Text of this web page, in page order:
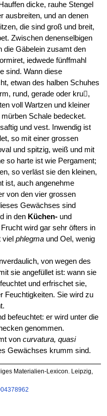
dicke, rauhe Stengel
ausbreiten, und an denen
die sind groß und breit,
Zwischen denenselbigen
die Gäbelein zusamt den
iedwede fünffmahl
sind. Wann diese
etwan des halben Schuhes
rund, gerade oder kru,
voll Wartzen und kleiner
Schale bedecket.
und vest. Inwendig ist
so mit einer grossen
und spitzig, weiß und mit
so harte ist wie Pergament;
so verläst sie den kleinen,
ist, auch angenehme
von den vier grossen
Gewächses sind
in den Küchen-und
wird gar sehr öfters in
phlegmaund Oel, wenig
von wegen des
sie angefüllet ist: wann sie
und erfrischet sie,
Feuchtigkeiten. Sie wird zu
befeuchtet: er wird unter die
genommen.
von curvatura, quasi
Gewächses krumm sind.
Materialien-Lexicon. Leipzig,